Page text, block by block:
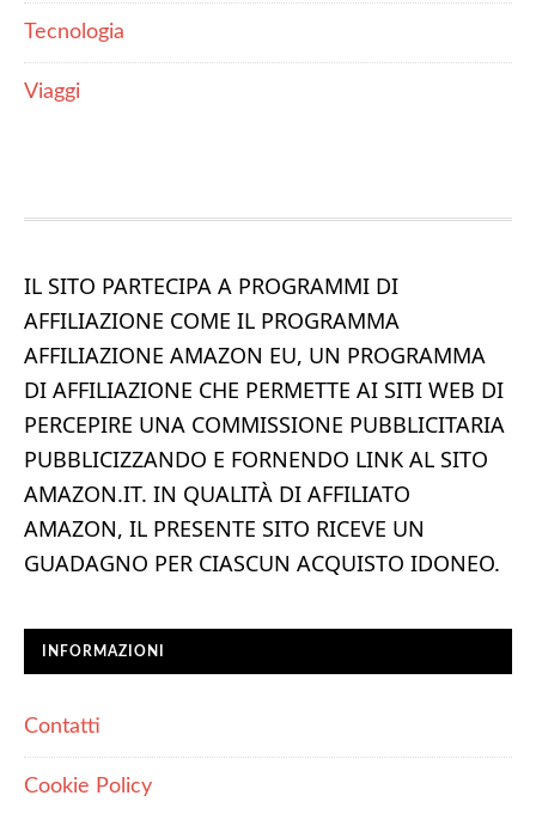
Tecnologia
Viaggi
IL SITO PARTECIPA A PROGRAMMI DI
AFFILIAZIONE COME IL PROGRAMMA
AFFILIAZIONE AMAZON EU, UN PROGRAMMA
DI AFFILIAZIONE CHE PERMETTE AI SITI WEB DI
PERCEPIRE UNA COMMISSIONE PUBBLICITARIA
PUBBLICIZZANDO E FORNENDO LINK AL SITO
AMAZON.IT. IN QUALITÀ DI AFFILIATO
AMAZON, IL PRESENTE SITO RICEVE UN
GUADAGNO PER CIASCUN ACQUISTO IDONEO.
INFORMAZIONI
Contatti
Cookie Policy